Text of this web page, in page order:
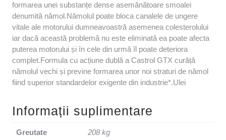
formarea unei substanțe dense asemănătoare smoalei
denumită nămol.Nămolul poate bloca canalele de ungere
vitale ale motorului dumneavoastră asemenea colesterolului
iar dacă această problemă nu este eliminată ea poate afecta
puterea motorului și în cele din urmă îl poate deteriora
complet.Formula cu acțiune dublă a Castrol GTX curăță
nămolul vechi și previne formarea unor noi straturi de nămol
fiind superior standardelor exigente din industrie*.Ulei
Informații suplimentare
Greutate 208 kg